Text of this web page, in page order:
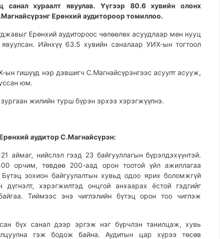
санал хураалт явуулав. Үүгээр 80.6 хувийн олонх
Ерөнхий аудитороор томиллоо.
Ерөнхий аудитороос чөлөөлөх асуудлаар мөн нууц
Ийнхүү 63.5 хувийн саналаар УИХ-ын тогтоол
ын гишүүд нэр дэвшигч С.Магнайсүрэнгээс асуулт асууж,
юм.
жилийн турш бүрэн эрхээ хэрэгжүүлнэ.
аудитор С.Магнайсүрэн:
аймаг, нийслэл гээд 23 байгууллагын бүрэлдэхүүнтэй.
орчим, төвдөө 200-аад орон тоотой үйл ажиллагаа
зохион байгуулалтын хувьд одоо ярих боломжгүй
дүгнэлт, хэрэгжилтэд онцгой анхаарах ёстой гэдгийг
Тиймээс энэ чиглэлийн бүтэц орон тоо чиглэж
бүх санал дээр эргэж нэг бүрчлэн танилцаж, хувь
гэж бодож байна. Аудитын цар хүрээ төсөв